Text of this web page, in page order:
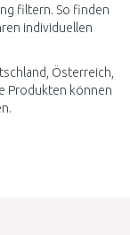
filtern. So finden
individuellen
Österreich,
Produkten können